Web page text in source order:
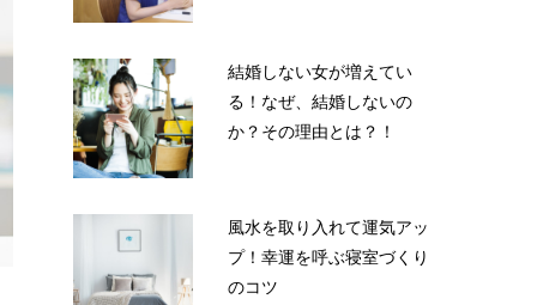
結婚しない女が増えてい
る！なぜ、結婚しないの
か？その理由とは？！
風水を取り入れて運気アッ
プ！幸運を呼ぶ寝室づくり
のコツ